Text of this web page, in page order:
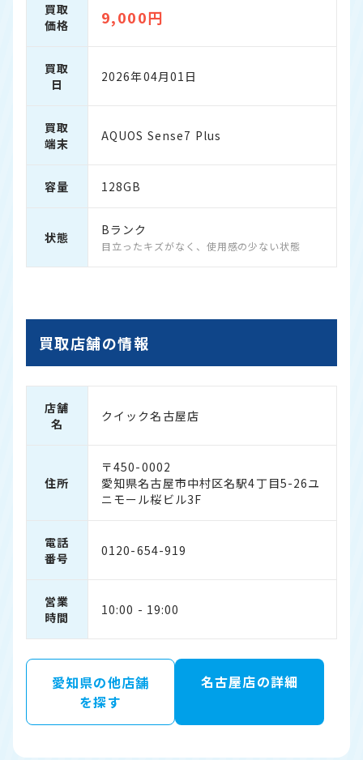
買取
価格
9,000円
買取
日
2026年04月01日
買取
端末
AQUOS Sense7 Plus
容量 128GB
状態 Bランク
目立ったキズがなく、使用感の少ない状態
買取店舗の情報
店舗
名
クイック名古屋店
住所
〒450-0002
愛知県名古屋市中村区名駅4丁目5-26ユ
ニモール桜ビル3F
電話
番号
0120-654-919
営業
時間
10:00 - 19:00
愛知県の他店舗
を探す
名古屋店の詳細